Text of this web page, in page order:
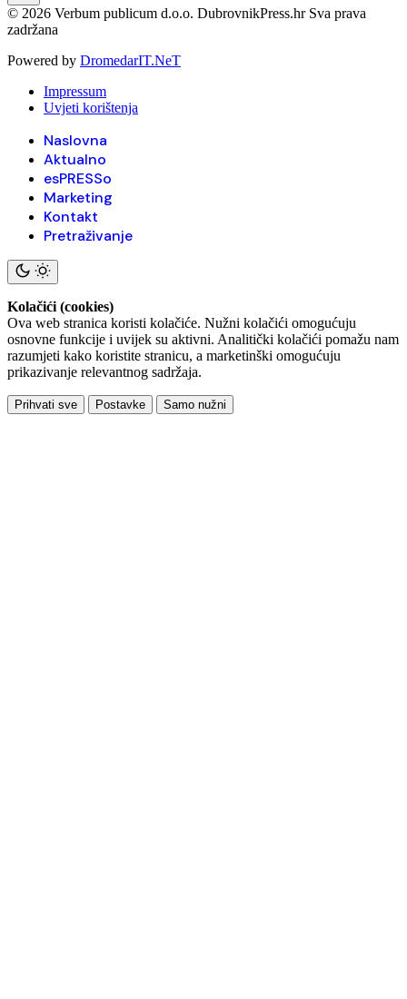
© 2026 Verbum publicum d.o.o. DubrovnikPress.hr Sva prava
zadržana
Powered by DromedarIT.NeT
Impressum
Uvjeti korištenja
Naslovna
Aktualno
esPRESSo
Marketing
Kontakt
Pretraživanje
Kolačići (cookies)
Ova web stranica koristi kolačiće. Nužni kolačići omogućuju
osnovne funkcije i uvijek su aktivni. Analitički kolačići pomažu nam
razumjeti kako koristite stranicu, a marketinški omogućuju
prikazivanje relevantnog sadržaja.
Prihvati sve Postavke Samo nužni